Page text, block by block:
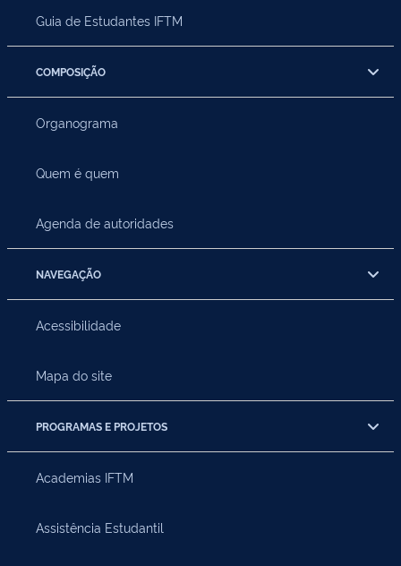
Guia de Estudantes IFTM
COMPOSIÇÃO
Organograma
Quem é quem
Agenda de autoridades
NAVEGAÇÃO
Acessibilidade
Mapa do site
PROGRAMAS E PROJETOS
Academias IFTM
Assistência Estudantil